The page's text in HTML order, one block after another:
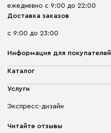
ежедневно с 9:00 до 22:00
Доставка заказов
с 9:00 до 23:00
Информация для покупателей
О компании
Доставка и оплата
диван.клуб
Каталог
Мягкая мебель
Бескаркасная мебель
Столы и стулья
Услуги
Экспресс-дизайн
Читайте отзывы